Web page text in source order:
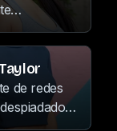
pasa su
a la
y
de redes